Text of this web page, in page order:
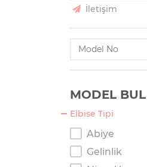
İletişim
MODEL BUL
Elbise Tipi
Abiye
Gelinlik